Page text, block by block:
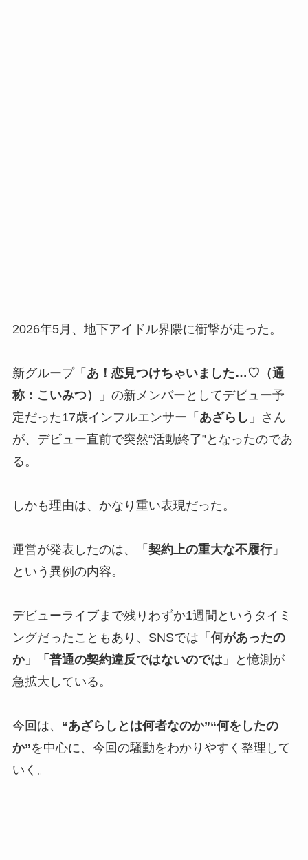
2026年5月、地下アイドル界隈に衝撃が走った。
新グループ「 あ！恋見つけちゃいました…♡（通
称：こいみつ）
」の新メンバーとしてデビュー予
定だった17歳インフルエンサー「 あざらし 」さん
が、デビュー直前で突然“活動終了”となったのであ
る。
しかも理由は、かなり重い表現だった。
運営が発表したのは、「 契約上の重大な不履行」
という異例の内容。
デビューライブまで残りわずか1週間というタイミ
ングだったこともあり、SNSでは「 何があったの
か」「普通の契約違反ではないのでは 」と憶測が
急拡大している。
今回は、 “あざらしとは何者なのか”“何をしたの
か”を中心に、今回の騒動をわかりやすく整理して
いく。